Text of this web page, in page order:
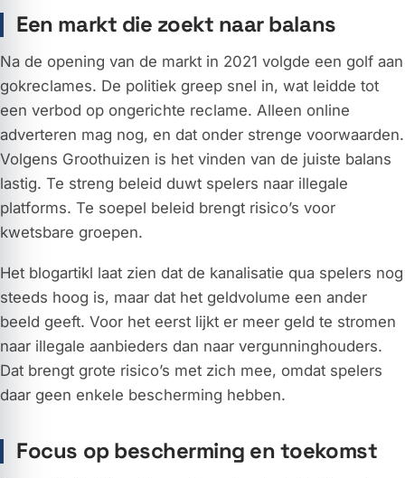
Een markt die zoekt naar balans
Na de opening van de markt in 2021 volgde een golf aan
gokreclames. De politiek greep snel in, wat leidde tot
een verbod op ongerichte reclame. Alleen online
adverteren mag nog, en dat onder strenge voorwaarden.
Volgens Groothuizen is het vinden van de juiste balans
lastig. Te streng beleid duwt spelers naar illegale
platforms. Te soepel beleid brengt risico’s voor
kwetsbare groepen.
Het blogartikl laat zien dat de kanalisatie qua spelers nog
steeds hoog is, maar dat het geldvolume een ander
beeld geeft. Voor het eerst lijkt er meer geld te stromen
naar illegale aanbieders dan naar vergunninghouders.
Dat brengt grote risico’s met zich mee, omdat spelers
daar geen enkele bescherming hebben.
Focus op bescherming en toekomst